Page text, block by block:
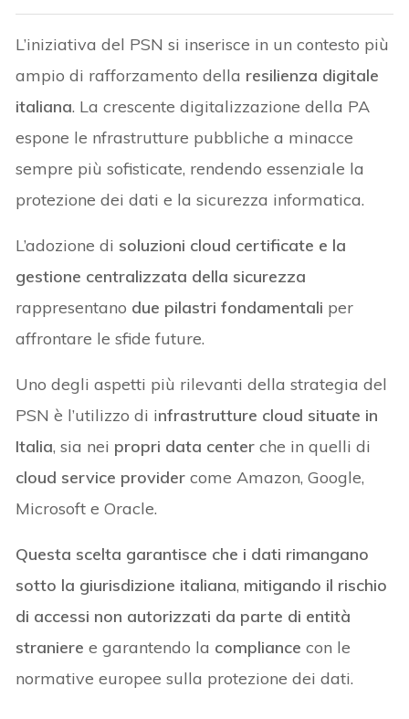
L’iniziativa del PSN si inserisce in un contesto più
ampio di rafforzamento della resilienza digitale
italiana. La crescente digitalizzazione della PA
espone le nfrastrutture pubbliche a minacce
sempre più sofisticate, rendendo essenziale la
protezione dei dati e la sicurezza informatica.
L’adozione di soluzioni cloud certificate e la
gestione centralizzata della sicurezza
rappresentano due pilastri fondamentali per
affrontare le sfide future.
Uno degli aspetti più rilevanti della strategia del
PSN è l’utilizzo di infrastrutture cloud situate in
Italia, sia nei propri data centerche in quelli di
cloud service provider come Amazon, Google,
Microsoft e Oracle.
Questa scelta garantisce che i dati rimangano
sotto la giurisdizione italiana, mitigando il rischio
di accessi non autorizzati da parte di entità
straniere e garantendo la compliance con le
normative europee sulla protezione dei dati.